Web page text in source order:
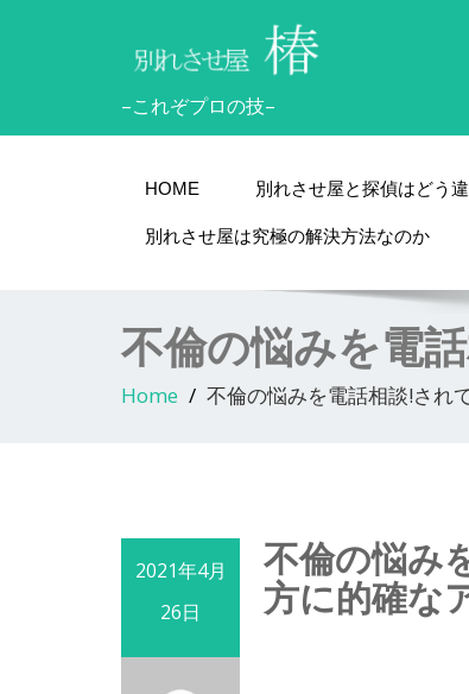
–これぞプロの技–
HOME 別れさせ屋と探偵はどう
別れさせ屋は究極の解決方法なのか
不倫の悩みを電
Home 不倫の悩みを電話相談!され
2021年4月
26日
不倫の悩み
方に的確な